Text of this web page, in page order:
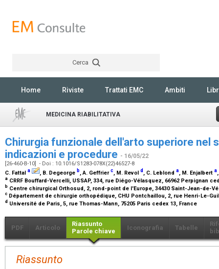
Cerca
Home Riviste Trattati EMC Ambiti
MEDICINA RIABILITATIVA
Chirurgia funzionale dell'arto superiore nel
indicazioni e procedure - 16/05/22
[26-460-B-10] - Doi : 10.1016/S1283-078X(22)46527-8
C. Fattal a , B. Degeorge b, A. Geffrierc, M. Revol d , C. Leblond a, M. Enjalbert a
a CRRF Bouffard-Vercelli, USSAP, 334, rue Diégo-Vélasquez, 66962 Perpignan
b Centre chirurgical Orthosud, 2, rond-point de l'Europe, 34430 Saint-Jean-de-
c Département de chirurgie orthopédique, CHU Pontchaillou, 2, rue Henri-Le-
d Université de Paris, 5, rue Thomas-Mann, 75205 Paris cedex 13, France
PDF Articolo
Riassunto
Parole chiave
Iconografia Tabelle
Riassunto